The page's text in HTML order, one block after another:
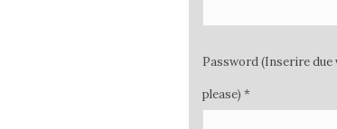
Password (Inserire
please) *